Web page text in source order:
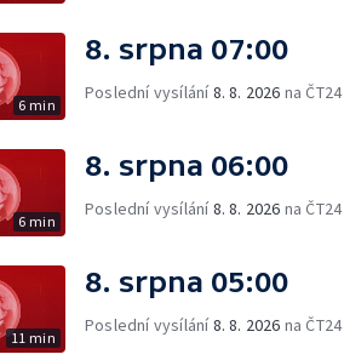
6 min
8. srpna 07:00
Poslední vysílání8. 8. 2026 na ČT24
6 min
8. srpna 06:00
Poslední vysílání8. 8. 2026 na ČT24
11 min
8. srpna 05:00
Poslední vysílání8. 8. 2026 na ČT24